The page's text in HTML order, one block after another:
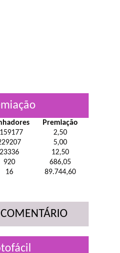
Premiação
2,50
5,00
23336
12,50
920
686,05
16 89.744,60